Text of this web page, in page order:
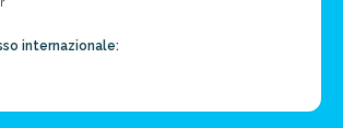
internazionale: